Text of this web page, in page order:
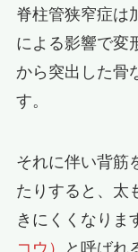
脊柱管狭窄症は
による影響で変
から突出した骨
す。
それに伴い背筋
たりすると、太
きにくくなりま